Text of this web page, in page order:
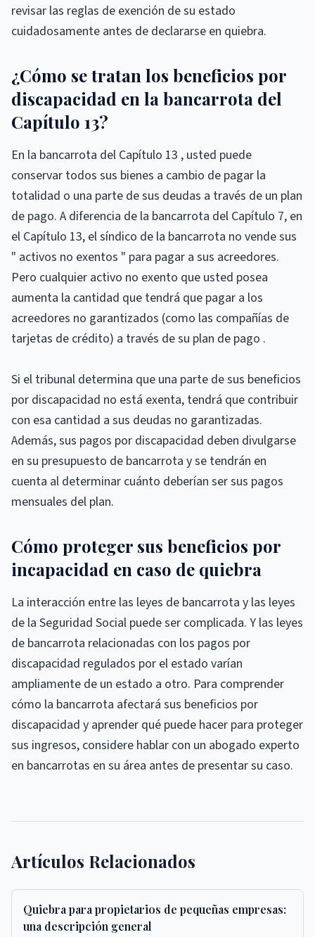
revisar las reglas de exención de su estado
cuidadosamente antes de declararse en quiebra.
¿Cómo se tratan los beneficios por
discapacidad en la bancarrota del
Capítulo 13?
En la bancarrota del Capítulo 13 , usted puede
conservar todos sus bienes a cambio de pagar la
totalidad o una parte de sus deudas a través de un plan
de pago. A diferencia de la bancarrota del Capítulo 7, en
el Capítulo 13, el síndico de la bancarrota no vende sus
" activos no exentos " para pagar a sus acreedores.
Pero cualquier activo no exento que usted posea
aumenta la cantidad que tendrá que pagar a los
acreedores no garantizados (como las compañías de
tarjetas de crédito) a través de su plan de pago .
Si el tribunal determina que una parte de sus beneficios
por discapacidad no está exenta, tendrá que contribuir
con esa cantidad a sus deudas no garantizadas.
Además, sus pagos por discapacidad deben divulgarse
en su presupuesto de bancarrota y se tendrán en
cuenta al determinar cuánto deberían ser sus pagos
mensuales del plan.
Cómo proteger sus beneficios por
incapacidad en caso de quiebra
La interacción entre las leyes de bancarrota y las leyes
de la Seguridad Social puede ser complicada. Y las leyes
de bancarrota relacionadas con los pagos por
discapacidad regulados por el estado varían
ampliamente de un estado a otro. Para comprender
cómo la bancarrota afectará sus beneficios por
discapacidad y aprender qué puede hacer para proteger
sus ingresos, considere hablar con un abogado experto
en bancarrotas en su área antes de presentar su caso.
Artículos Relacionados
Quiebra para propietarios de pequeñas empresas:
una descripción general